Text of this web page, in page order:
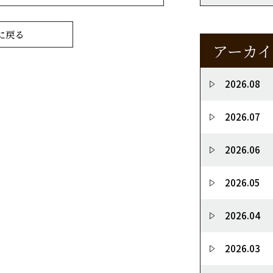
戻る
アーカ
2026.08
2026.07
2026.06
2026.05
2026.04
2026.03